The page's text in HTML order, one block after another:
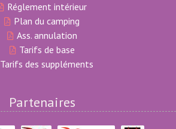
Réglement intérieur
Plan du camping
Ass. annulation
Tarifs de base
Tarifs des suppléments
Partenaires